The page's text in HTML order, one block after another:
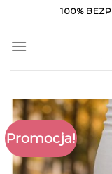
content
100%
Promocja!